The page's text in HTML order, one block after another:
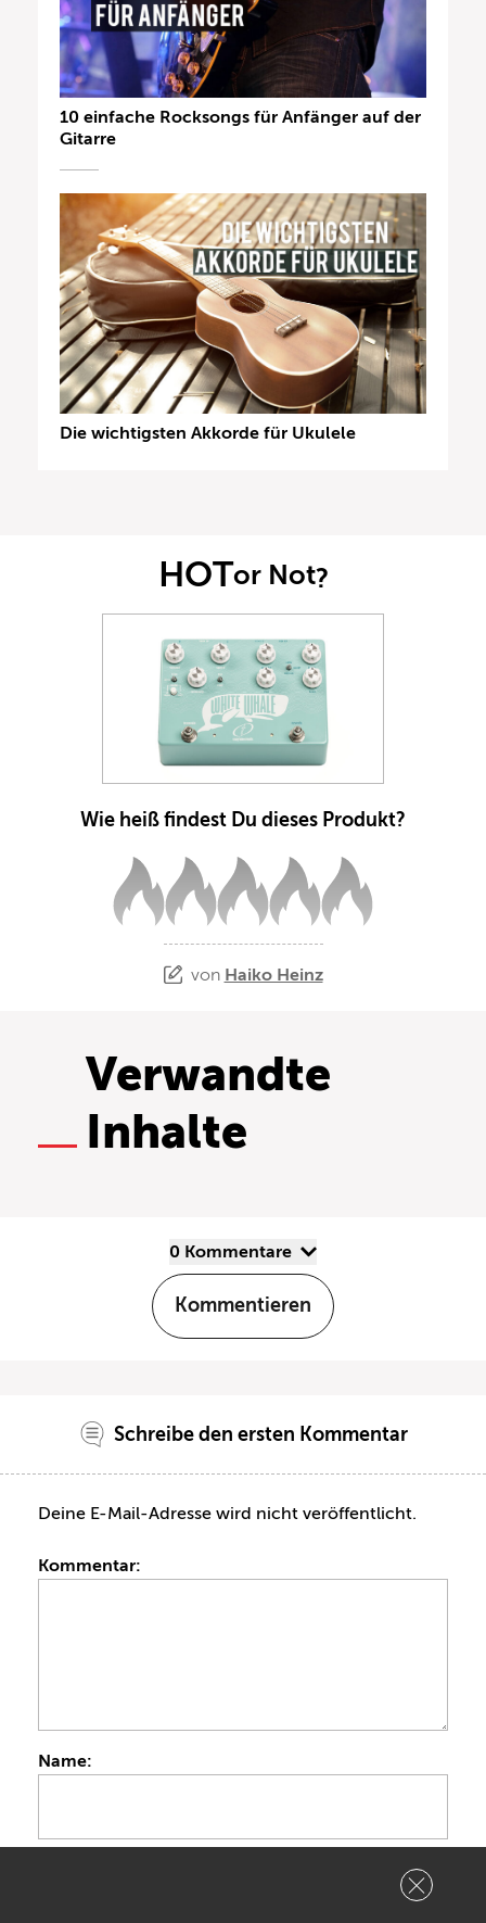
10 einfache Rocksongs für Anfänger auf der
Gitarre
Die wichtigsten Akkorde für Ukulele
HOTor Not?
Wie heiß findest Du dieses Produkt?
von Haiko Heinz
Verwandte
Inhalte
0 Kommentare
Kommentieren
Schreibe den ersten Kommentar
Deine E-Mail-Adresse wird nicht veröffentlicht.
Kommentar:
Name: